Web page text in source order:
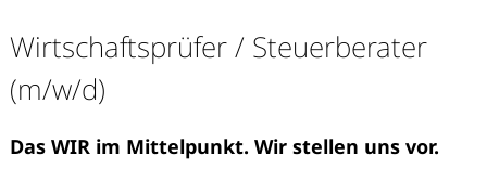
Wirtschaftsprüfer / Steuerberater
(m/w/d)
Das WIR im Mittelpunkt. Wir stellen uns vor.